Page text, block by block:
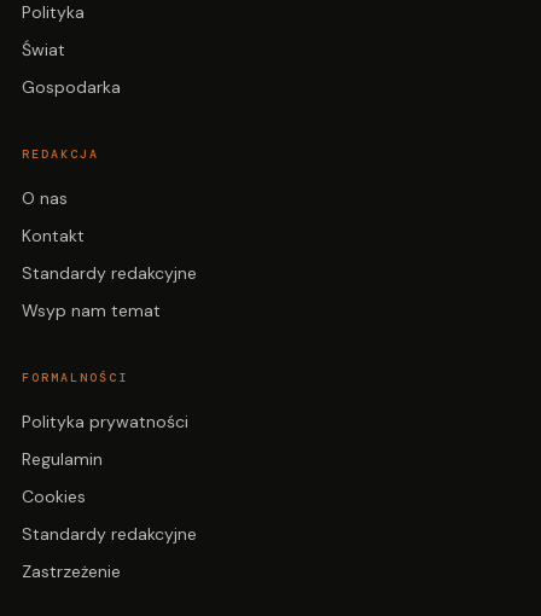
Polityka
Świat
Gospodarka
REDAKCJA
O nas
Kontakt
Standardy redakcyjne
Wsyp nam temat
FORMALNOŚCI
Polityka prywatności
Regulamin
Cookies
Standardy redakcyjne
Zastrzeżenie